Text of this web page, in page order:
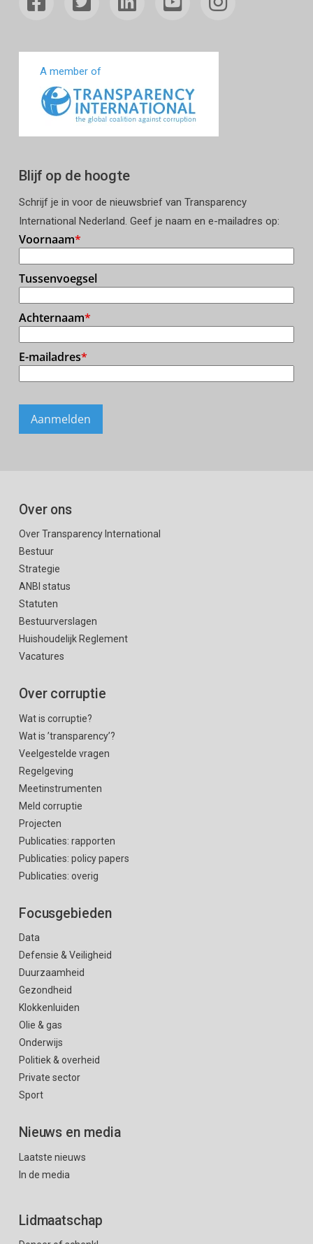
A member of
Blijf op de hoogte
Schrijf je in voor de nieuwsbrief van Transparency
International Nederland. Geef je naam en e-mailadres op:
Over ons
Over Transparency International
Bestuur
Strategie
ANBI status
Statuten
Bestuurverslagen
Huishoudelijk Reglement
Vacatures
Over corruptie
Wat is corruptie?
Wat is ’transparency’?
Veelgestelde vragen
Regelgeving
Meetinstrumenten
Meld corruptie
Projecten
Publicaties: rapporten
Publicaties: policy papers
Publicaties: overig
Focusgebieden
Data
Defensie & Veiligheid
Duurzaamheid
Gezondheid
Klokkenluiden
Olie & gas
Onderwijs
Politiek & overheid
Private sector
Sport
Nieuws en media
Laatste nieuws
In de media
Lidmaatschap